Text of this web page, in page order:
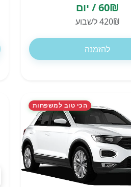
60₪ / יום
420₪ לשבוע
להזמנה
הכי טוב למשפחות